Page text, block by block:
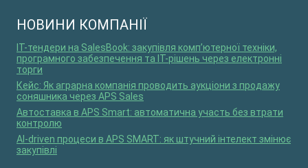
НОВИНИ КОМПАНІЇ
IT-тендери на SalesBook: закупівля комп’ютерної техніки,
програмного забезпечення та ІТ-рішень через електронні
торги
Кейс: Як аграрна компанія проводить аукціони з продажу
соняшника через APS Sales
Автоставка в APS Smart: автоматична участь без втрати
контролю
AI-driven процеси в APS SMART: як штучний інтелект змінює
закупівлі